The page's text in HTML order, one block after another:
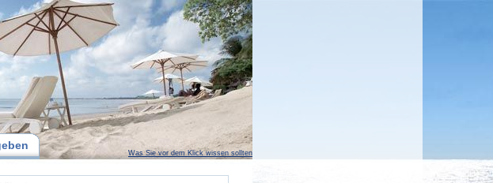
Was Sie vor dem Klick wissen sollten